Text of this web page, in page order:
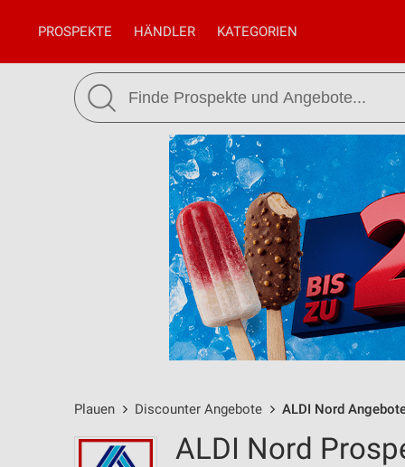
PROSPEKTE HÄNDLER KATEGORIEN
Plauen Discounter Angebote ALDI Nord
ALDI Nord